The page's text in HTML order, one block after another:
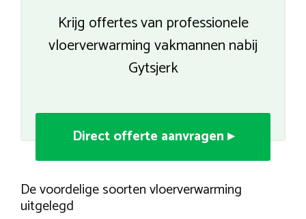
Krijg offertes van professionele
vloerverwarming vakmannen nabij
Gytsjerk
Direct offerte aanvragen ▸
De voordelige soorten vloerverwarming
uitgelegd